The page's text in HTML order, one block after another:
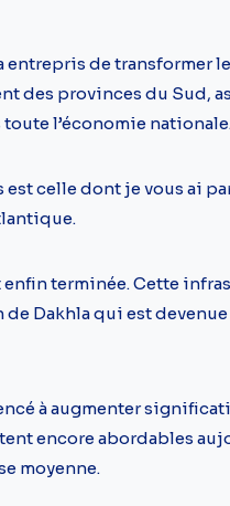
entrepris de transformer
des provinces du Sud,
l’économie
celle dont je vous ai
terminée. Cette
Dakhla qui est
à augmenter
encore abordables
moyenne.